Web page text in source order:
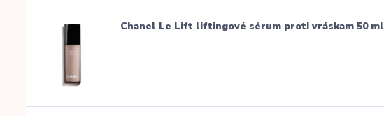
Chanel Le Lift liftingové sérum proti vráskam 50 ml